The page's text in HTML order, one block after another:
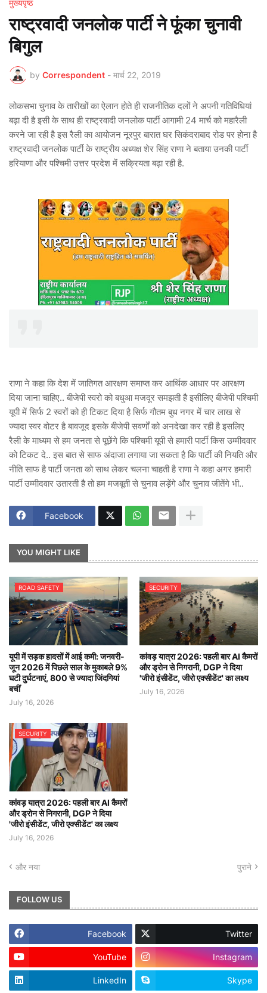
मुख्यपृष्ठ
राष्ट्रवादी जनलोक पार्टी ने फूंका चुनावी
बिगुल
by Correspondent - मार्च 22, 2019
लोकसभा चुनाव के तारीखों का ऐलान होते ही राजनीतिक दलों ने अपनी गतिविधियां
बढ़ा दी है इसी के साथ ही राष्ट्रवादी जनलोक पार्टी आगामी 24 मार्च को महारैली
करने जा रही है इस रैली का आयोजन नूरपुर बारात घर सिकंदराबाद रोड पर होना है
राष्ट्रवादी जनलोक पार्टी के राष्ट्रीय अध्यक्ष शेर सिंह राणा ने बताया उनकी पार्टी
हरियाणा और पश्चिमी उत्तर प्रदेश में सक्रियता बढ़ा रही है.
राणा ने कहा कि देश में जातिगत आरक्षण समाप्त कर आर्थिक आधार पर आरक्षण
दिया जाना चाहिए.. बीजेपी स्वरो को बधुआ मजदूर समझती है इसीलिए बीजेपी पश्चिमी
यूपी में सिर्फ 2 स्वरों को ही टिकट दिया है सिर्फ गौतम बुध नगर में चार लाख से
ज्यादा स्वर वोटर है बावजूद इसके बीजेपी सवर्णों को अनदेखा कर रही है इसलिए
रैली के माध्यम से हम जनता से पूछेंगे कि पश्चिमी यूपी से हमारी पार्टी किस उम्मीदवार
को टिकट दे.. इस बात से साफ अंदाजा लगाया जा सकता है कि पार्टी की नियति और
नीति साफ है पार्टी जनता को साथ लेकर चलना चाहती है राणा ने कहा अगर हमारी
पार्टी उम्मीदवार उतारती है तो हम मजबूती से चुनाव लड़ेंगे और चुनाव जीतेंगे भी..
Facebook
YOU MIGHT LIKE
ROAD SAFETY
यूपी में सड़क हादसों में आई कमी: जनवरी-
जून 2026 में पिछले साल के मुकाबले 9%
घटी दुर्घटनाएं, 800 से ज्यादा जिंदगियां
बचीं
July 16, 2026
SECURITY
कांवड़ यात्रा 2026: पहली बार AI कैमरों
और ड्रोन से निगरानी, DGP ने दिया
'जीरो इंसीडेंट, जीरो एक्सीडेंट' का लक्ष्य
July 16, 2026
SECURITY
कांवड़ यात्रा 2026: पहली बार AI कैमरों
और ड्रोन से निगरानी, DGP ने दिया
'जीरो इंसीडेंट, जीरो एक्सीडेंट' का लक्ष्य
July 16, 2026
और नया पुराने
FOLLOW US
Facebook Twitter
YouTube Instagram
LinkedIn Skype